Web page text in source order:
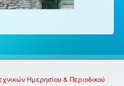
Ημερησίου & Περιοδικού